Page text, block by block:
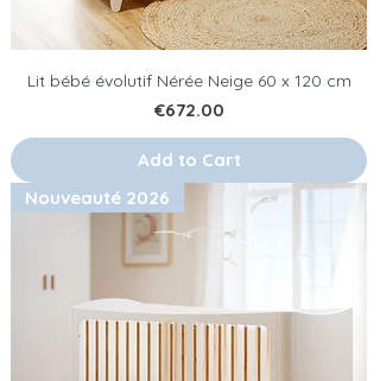
Lit bébé évolutif Nérée Neige 60 x 120 cm
Price
€672.00
Add to Cart
Nouveauté 2026